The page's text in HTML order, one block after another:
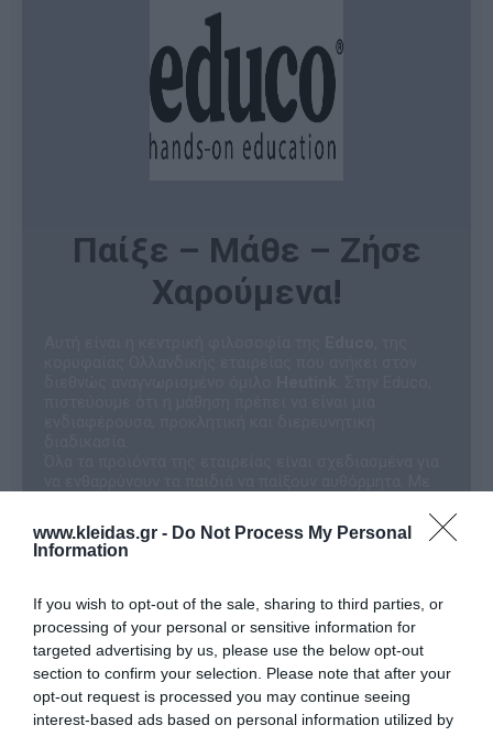
www.kleidas.gr - Do Not Process My Personal
Information
If you wish to opt-out of the sale, sharing to third parties, or
processing of your personal or sensitive information for
targeted advertising by us, please use the below opt-out
section to confirm your selection. Please note that after your
opt-out request is processed you may continue seeing
interest-based ads based on personal information utilized by
Παίξε – Μάθε – Ζήσε
Χαρούμενα!
δεξιότητες και κατακτούν τη γνώση, μετατρέποντας
την εκπαιδευτική εμπειρία σε μια αξέχαστη
περιπέτεια!
παιχνίδια Educo;
Η Educo ξεχωρίζει γιατί παρέχεισαφείς
κατευθυντήριες γραμμέςγια τη μάθηση και τη
διδασκαλία. Τα προϊόντα της είναι προσεκτικά
κατηγοριοποιημένα σε ενότητες, καθεμία από τις
οποίες εξυπηρετεί έναν
συγκεκριμένο αναπτυξιακό
στόχο: